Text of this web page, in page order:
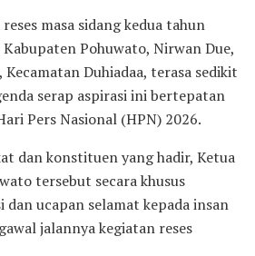
reses masa sidang kedua tahun
Kabupaten Pohuwato, Nirwan Due,
Kecamatan Duhiadaa, terasa sedikit
serap aspirasi ini bertepatan
Pers Nasional (HPN) 2026.
dan konstituen yang hadir, Ketua
tersebut secara khusus
dan ucapan selamat kepada insan
jalannya kegiatan reses